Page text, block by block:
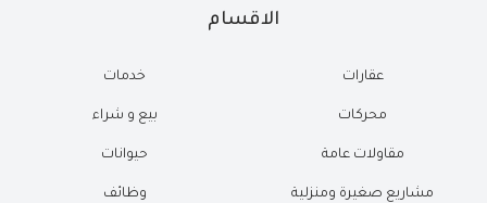
الاقسام
عقارات
محركات
مقاولات عامة
مشاريع صغيرة ومنزلية
خدمات
بيع و شراء
حيوانات
وظائف